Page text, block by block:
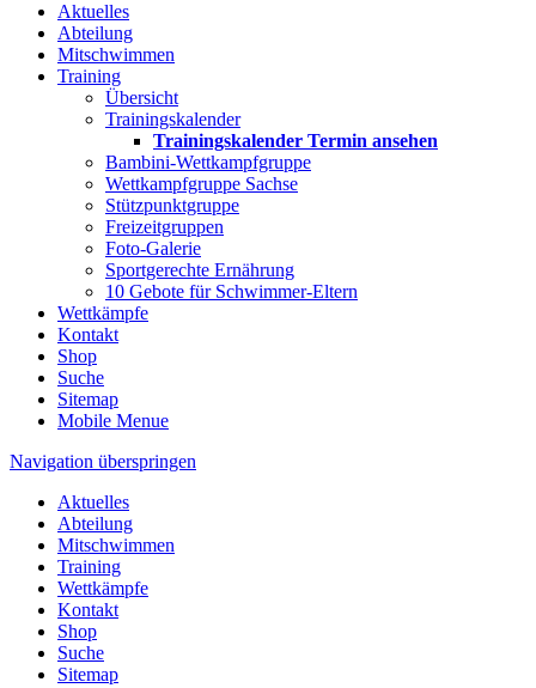
Aktuelles
Abteilung
Mitschwimmen
Training
Übersicht
Trainingskalender
Trainingskalender Termin ansehen
Bambini-Wettkampfgruppe
Wettkampfgruppe Sachse
Stützpunktgruppe
Freizeitgruppen
Foto-Galerie
Sportgerechte Ernährung
10 Gebote für Schwimmer-Eltern
Wettkämpfe
Kontakt
Shop
Suche
Sitemap
Mobile Menue
Navigation überspringen
Aktuelles
Abteilung
Mitschwimmen
Training
Wettkämpfe
Kontakt
Shop
Suche
Sitemap